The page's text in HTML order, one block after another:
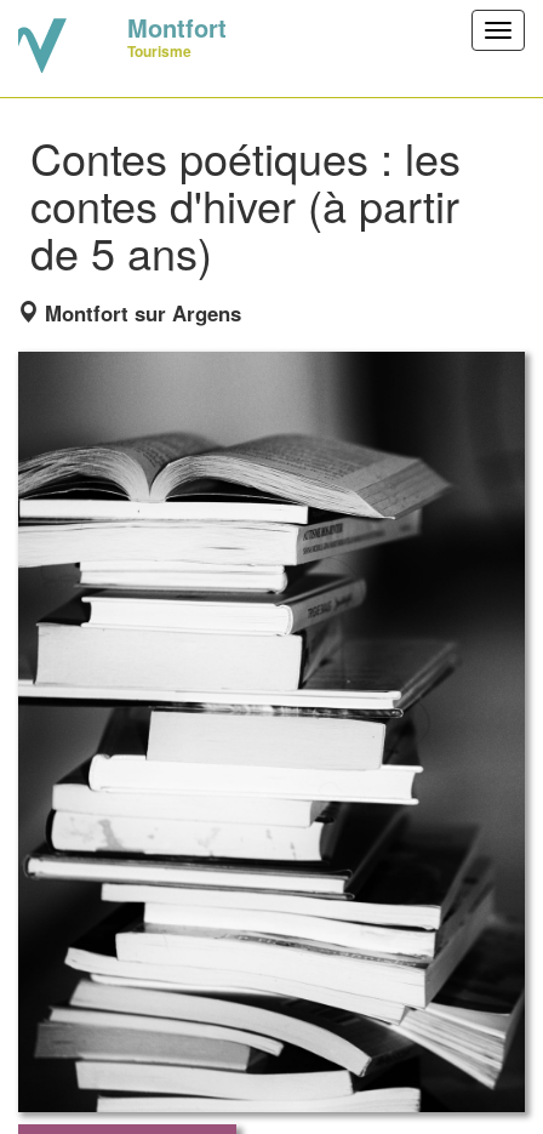
Montfort
Tourisme
Contes poétiques : les
contes d'hiver (à partir
de 5 ans)
Montfort sur Argens